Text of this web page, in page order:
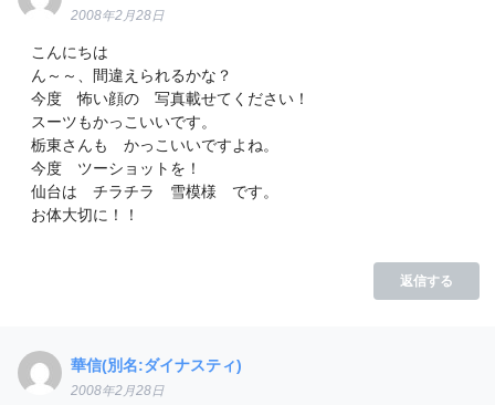
2008年2月28日
こんにちは
ん～～、間違えられるかな？
今度 怖い顔の 写真載せてください！
スーツもかっこいいです。
栃東さんも かっこいいですよね。
今度 ツーショットを！
仙台は チラチラ 雪模様 です。
お体大切に！！
返信する
華信(別名:ダイナスティ)
2008年2月28日